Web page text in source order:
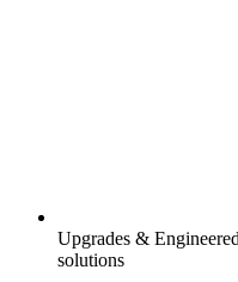
Upgrades &
solutions